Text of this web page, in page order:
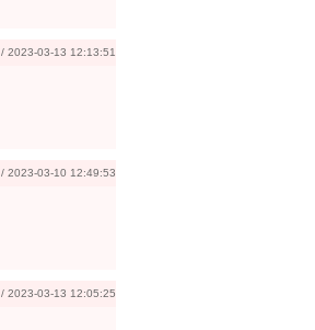
/ 2023-03-13 12:13:51
/ 2023-03-10 12:49:53
/ 2023-03-13 12:05:25